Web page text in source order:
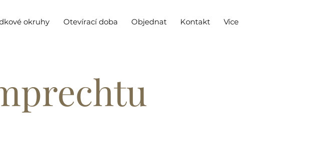
okruhy Otevírací doba Objednat Kontakt Více